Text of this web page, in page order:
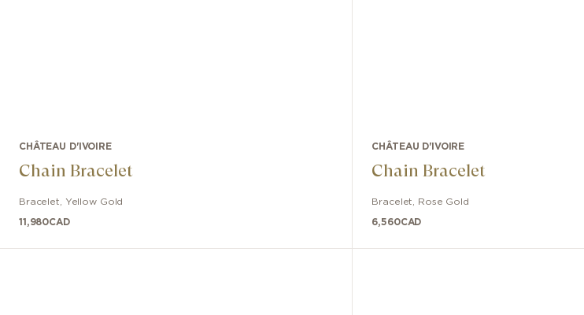
CHÂTEAU D'IVOIRE
Chain Bracelet
Bracelet Yellow Gold
11,980CAD
CHÂTEAU D'IVOIRE
Chain Bracelet
Bracelet Rose Gold
6,560CAD